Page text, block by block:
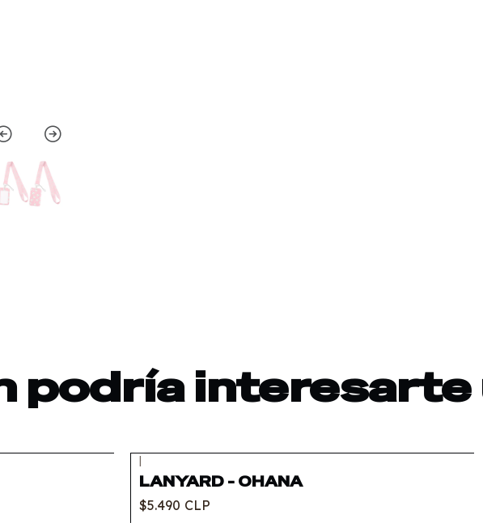
podría interesarte
Agotado
|
LANYARD - OHANA
$5.490 CLP